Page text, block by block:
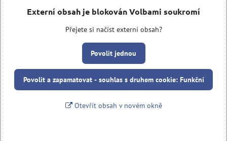
Externí obsah je blokován Volbami soukromí
Přejete si načíst externí obsah?
Povolit jednou
Povolit a zapamatovat - souhlas s druhem cookie: Funkční
Otevřít obsah v novém okně